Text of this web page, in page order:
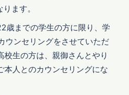
ます。
歳までの学生の方に限り、学
ウンセリングをさせていただ
校生の方は、親御さんとやり
本人とのカウンセリングにな